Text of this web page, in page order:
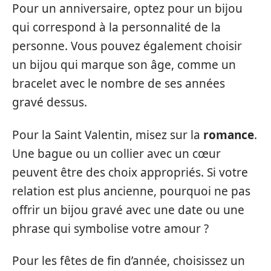
Pour un anniversaire, optez pour un bijou
qui correspond à la personnalité de la
personne. Vous pouvez également choisir
un bijou qui marque son âge, comme un
bracelet avec le nombre de ses années
gravé dessus.
Pour la Saint Valentin, misez sur la romance.
Une bague ou un collier avec un cœur
peuvent être des choix appropriés. Si votre
relation est plus ancienne, pourquoi ne pas
offrir un bijou gravé avec une date ou une
phrase qui symbolise votre amour ?
Pour les fêtes de fin d’année, choisissez un